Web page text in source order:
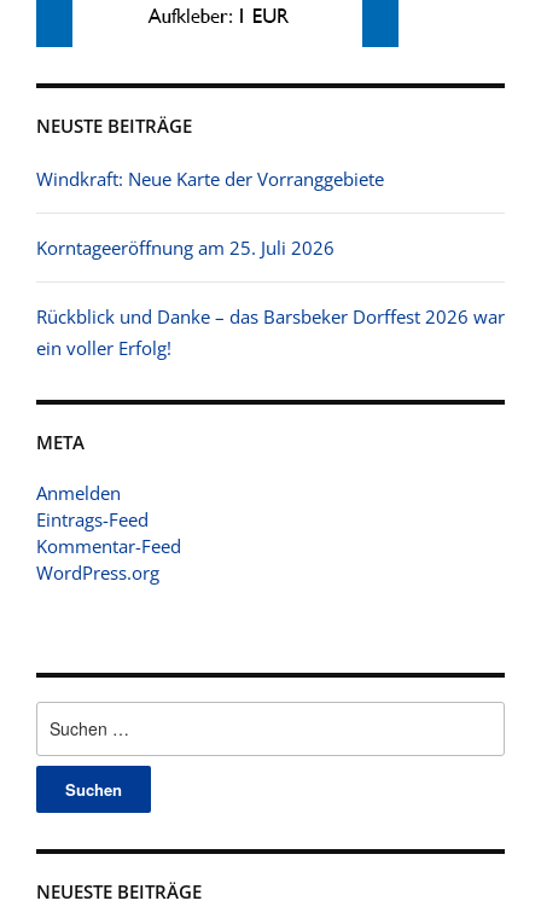
nach:
NEUESTE BEITRÄGE
NEUSTE BEITRÄGE
Windkraft: Neue Karte der Vorranggebiete
Korntageeröffnung am 25. Juli 2026
Rückblick und Danke – das Barsbeker Dorffest 2026 war
ein voller Erfolg!
META
Anmelden
Eintrags-Feed
Kommentar-Feed
WordPress.org